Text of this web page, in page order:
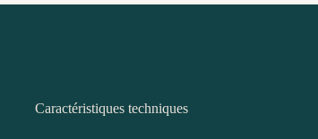
Caractéristiques techniques